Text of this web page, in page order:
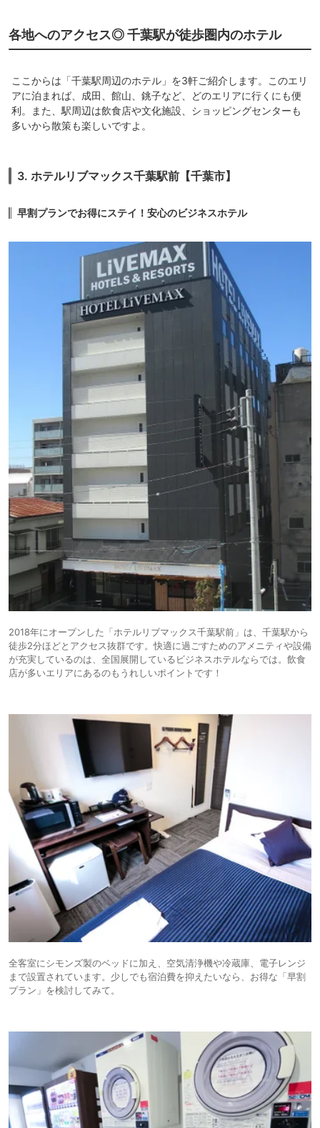
各地へのアクセス◎ 千葉駅が徒歩圏内のホテル
ここからは「千葉駅周辺のホテル」を3軒ご紹介します。このエリ
アに泊まれば、成田、館山、銚子など、どのエリアに行くにも便
利。また、駅周辺は飲食店や文化施設、ショッピングセンターも
多いから散策も楽しいですよ。
3. ホテルリブマックス千葉駅前【千葉市】
早割プランでお得にステイ！安心のビジネスホテル
2018年にオープンした「ホテルリブマックス千葉駅前」は、千葉駅から
徒歩2分ほどとアクセス抜群です。快適に過ごすためのアメニティや設備
が充実しているのは、全国展開しているビジネスホテルならでは。飲食
店が多いエリアにあるのもうれしいポイントです！
全客室にシモンズ製のベッドに加え、空気清浄機や冷蔵庫、電子レンジ
まで設置されています。少しでも宿泊費を抑えたいなら、お得な「早割
プラン」を検討してみて。